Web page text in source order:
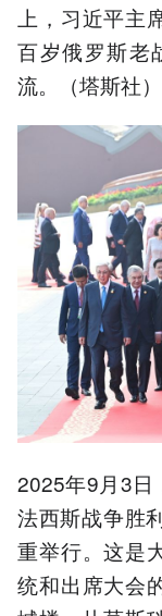
上，习近平主
百岁俄罗斯老
流。（塔斯社）
2025年9月3日
法西斯战争胜
重举行。这是
统和出席大会